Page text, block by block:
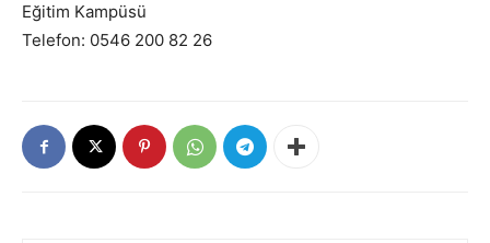
Eğitim Kampüsü
Telefon: 0546 200 82 26